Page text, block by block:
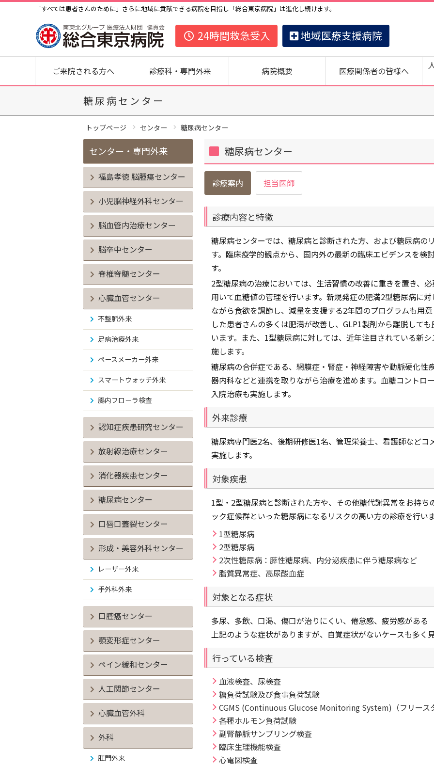
「すべては患者さんのために」さらに地域に貢献できる病院を目指し「総合東京病院」は進化し続けます。
24時間救急受入 地域医療支援病院
ご来院される方へ 診療科・専門外来 病院概要 医療関係者の皆様へ
糖尿病センター
トップページ センター 糖尿病センター
センター・専門外来
福島孝徳 脳腫瘍センター
小児脳神経外科センター
脳血管内治療センター
脳卒中センター
脊椎脊髄センター
心臓血管センター
不整脈外来
足病治療外来
ペースメーカー外来
スマートウォッチ外来
腸内フローラ検査
認知症疾患研究センター
放射線治療センター
消化器疾患センター
糖尿病センター
口唇口蓋裂センター
形成・美容外科センター
レーザー外来
手外科外来
口腔癌センター
顎変形症センター
ペイン緩和センター
人工関節センター
心臓血管外科
外科
肛門外来
糖尿病センター
診療案内
診療内容と特徴
糖尿病センターでは、糖尿病と診断された方、および糖尿病の
す。臨床疫学的観点から、国内外の最新の臨床エビデンスを検
す。
2型糖尿病の治療においては、生活習慣の改善に重きを置き、
用いて血糖値の管理を行います。新規発症の肥満2型糖尿病に
ながら食欲を調節し、減量を支援する2年間のプログラムも用
した患者さんの多くは肥満が改善し、GLP1製剤から離脱して
います。また、1型糖尿病に対しては、近年注目されている新
施します。
糖尿病の合併症である、網膜症・腎症・神経障害や動脈硬化性
器内科などと連携を取りながら治療を進めます。血糖コントロ
入院治療も実施します。
外来診療
糖尿病専門医2名、後期研修医1名、管理栄養士、看護師などコ
実施します。
対象疾患
1型・2型糖尿病と診断された方や、その他糖代謝異常をお持ち
ック症候群といった糖尿病になるリスクの高い方の診療を行いま
1型糖尿病
2型糖尿病
2次性糖尿病：膵性糖尿病、内分泌疾患に伴う糖尿病など
脂質異常症、高尿酸血症
対象となる症状
多尿、多飲、口渇、傷口が治りにくい、倦怠感、疲労感がある
上記のような症状がありますが、自覚症状がないケースも多く
行っている検査
血液検査、尿検査
糖負荷試験及び食事負荷試験
CGMS (Continuous Glucose Monitoring System)（フリース
各種ホルモン負荷試験
副腎静脈サンプリング検査
臨床生理機能検査
心電図検査
担当医師